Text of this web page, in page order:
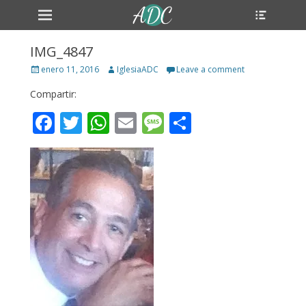
Skip
to
Primary Menu
IMG_4847
Posted
enero 11, 2016 Author
IglesiaADC Leave a comment
Compartir:
Facebook
Twitter
WhatsApp
EmailMessage